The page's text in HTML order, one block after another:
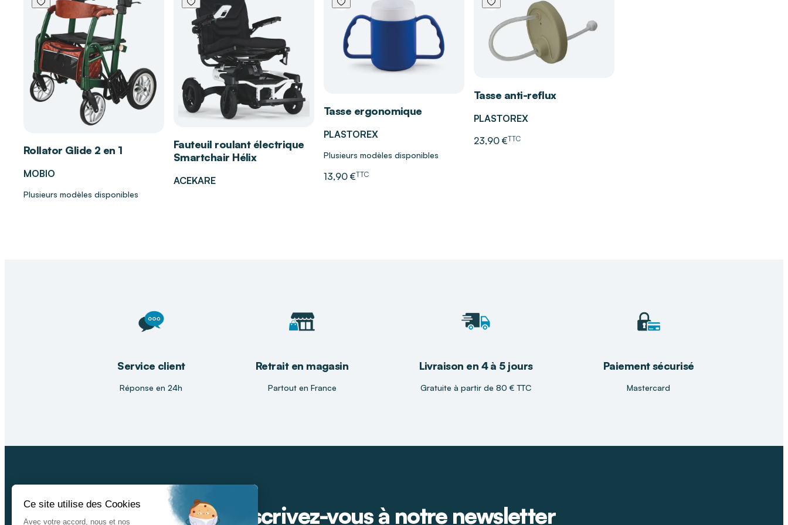
Confort accru grâce à un voile doux et aéré qui respecte la peau.
Excellent maintien avec sa double ceinture et ses adhésifs sécurisés.
Protection fiable contre les fuites grâce aux barrières hydrophobes.
Indicateur d’humidité pratique pour un suivi simple et hygiénique.
Convient parfaitement à un usage quotidien, à domicile ou en
déplacement.
L'accompagnement DISTRI CLUB MEDICAL
Chez
, nos conseillers vous aident à sélectionner
la protection adaptée à votre niveau d’incontinence et à vos habitudes
de vie. Nous vous guidons vers la solution la plus confortable et la plus
Rollator Glide 2 en 1
MOBIO
Plusieurs modèles disponibles
Fauteuil roulant électrique
Smartchair Hélix
ACEKARE
Tasse ergonomique
PLASTOREX
Plusieurs modèles disponibles
13,90 €TTC
Tasse anti-reflux
PLASTOREX
23,90 €TTC
Service client
Réponse en 24h
Retrait en magasin
Partout en France
Livraison en 4 à 5 jours
Gratuite à partir de 80 € TTC
Paiement sécurisé
Mastercard
Inscrivez-vous à notre newsletter